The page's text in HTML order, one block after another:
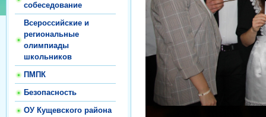
собеседование
Всероссийские и
региональные
олимпиады
школьников
ПМПК
Безопасность
ОУ Кущевского района